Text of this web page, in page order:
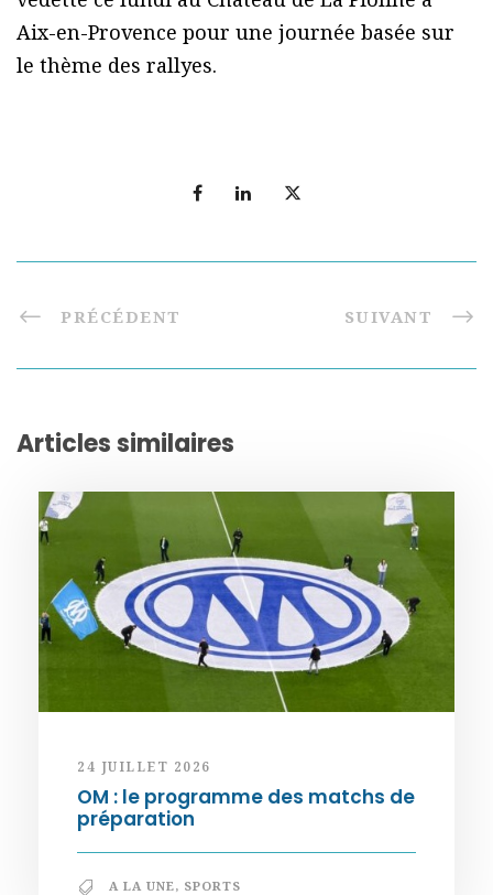
Aix-en-Provence pour une journée basée sur
le thème des rallyes.
PRÉCÉDENT SUIVANT
Articles similaires
24 JUILLET 2026
OM : le programme des matchs de
préparation
A LA UNE, SPORTS